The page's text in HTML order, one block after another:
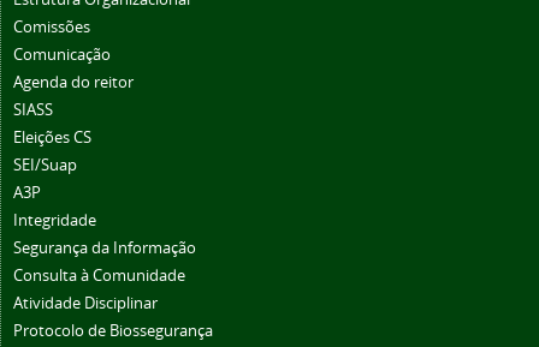
Comissões
Comunicação
Agenda do reitor
SIASS
Eleições CS
SEI/Suap
A3P
Integridade
Segurança da Informação
Consulta à Comunidade
Atividade Disciplinar
Protocolo de Biossegurança